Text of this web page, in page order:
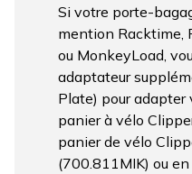
Si votre porte-
mention Racktime,
ou MonkeyLoad,
adaptateur
Plate) pour
panier à vélo
panier de vélo
(700.811MIK) ou